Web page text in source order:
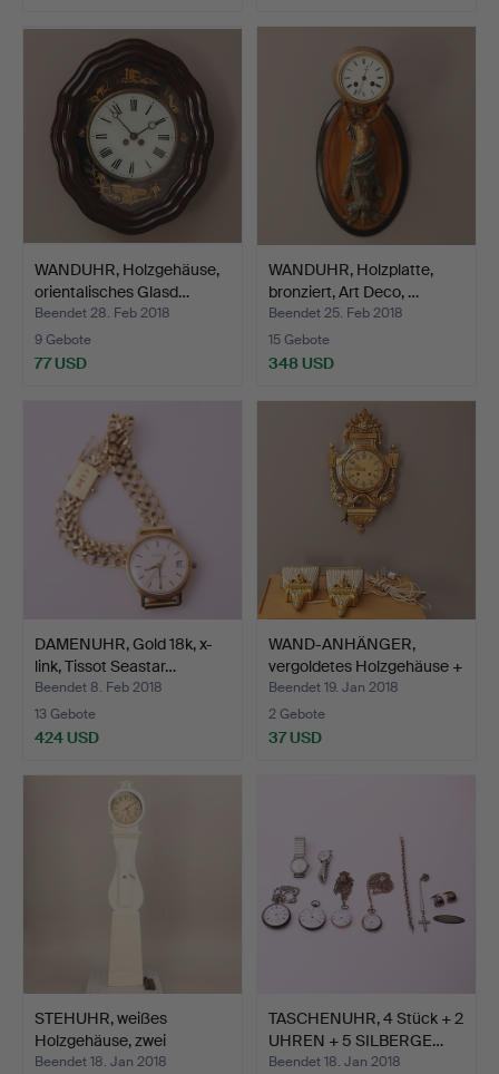
WANDUHR, Holzgehäuse,
orientalisches Glasd…
Beendet 28. Feb 2018
9 Gebote
77 USD
WANDUHR, Holzplatte,
bronziert, Art Deco, …
Beendet 25. Feb 2018
15 Gebote
348 USD
DAMENUHR, Gold 18k, x-
link, Tissot Seastar…
Beendet 8. Feb 2018
13 Gebote
424 USD
WAND-ANHÄNGER,
vergoldetes Holzgehäuse +
L…
Beendet 19. Jan 2018
2 Gebote
37 USD
STEHUHR, weißes
Holzgehäuse, zwei
Lotschnü…
Beendet 18. Jan 2018
TASCHENUHR, 4 Stück + 2
UHREN + 5 SILBERGE…
Beendet 18. Jan 2018